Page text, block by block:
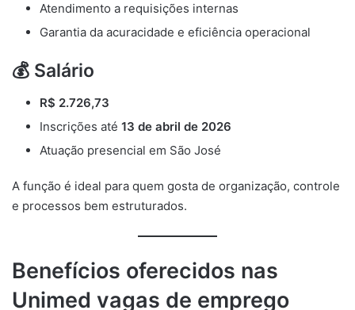
Atendimento a requisições internas
Garantia da acuracidade e eficiência operacional
💰 Salário
R$ 2.726,73
Inscrições até 13 de abril de 2026
Atuação presencial em São José
A função é ideal para quem gosta de organização, controle
e processos bem estruturados.
Benefícios oferecidos nas
Unimed vagas de emprego